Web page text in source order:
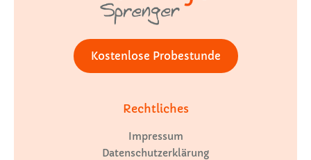
Kostenlose Probestunde
Rechtliches
Impressum
Datenschutzerklärung